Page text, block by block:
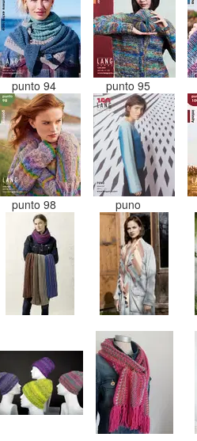
punto 94 punto 95
punto 98 puno